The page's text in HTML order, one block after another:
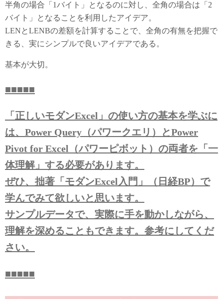
半角の場合「1バイト」となるのに対し、全角の場合は「2
バイト」となることを利用したアイデア。
LENとLENBの差額を計算することで、全角の有無を把握で
きる
、実にシンプルで良いアイデアである。
基本が大切。
■■■■■
「正しいモダンExcel」の使い方の基本を学ぶに
は、Power Query（パワークエリ）とPower
Pivot for Excel（パワーピボット）の両者を「一
体理解」する必要があります。
ぜひ、拙著「モダンExcel入門」（日経BP）で
学んでみて欲しいと思います。
サンプルデータで、実際に手を動かしながら、
理解を深めることもできます。参考にしてくだ
さい。
■■■■■